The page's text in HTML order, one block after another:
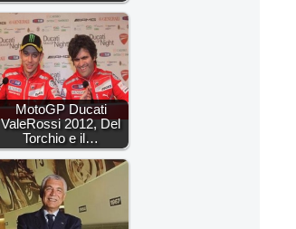
MotoGP Ducati
ValeRossi 2012, Del
Torchio e il…